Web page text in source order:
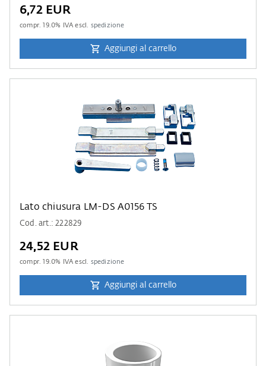
6,72 EUR
compr.19.0% IVA escl. spedizione
Aggiungi al carrello
Lato chiusura LM-DS A0156 TS
Cod. art.: 222829
24,52 EUR
compr.19.0% IVA escl. spedizione
Aggiungi al carrello